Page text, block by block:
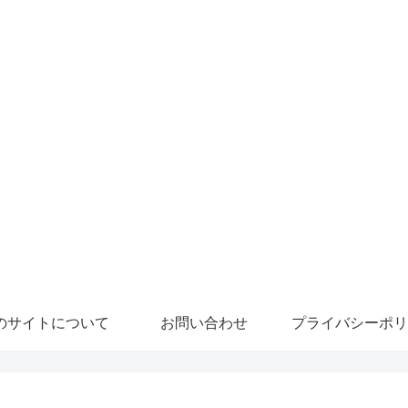
サイトについて お問い合わせ プライバシーポ